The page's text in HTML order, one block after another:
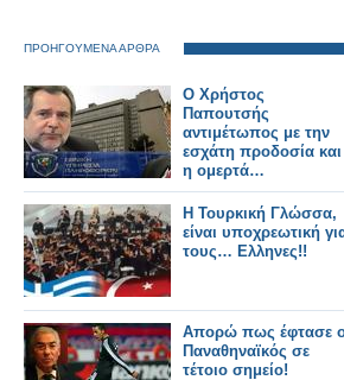
ΠΡΟΗΓΟΥΜΕΝΑ ΑΡΘΡΑ
Ο Χρήστος
Παπουτσής
αντιμέτωπος με την
εσχάτη προδοσία και
η ομερτά…
Η Τουρκική Γλώσσα,
είναι υποχρεωτική
τους… Ελληνες!!
Απορώ πως έφτασε
Παναθηναϊκός σε
τέτοιο σημείο!